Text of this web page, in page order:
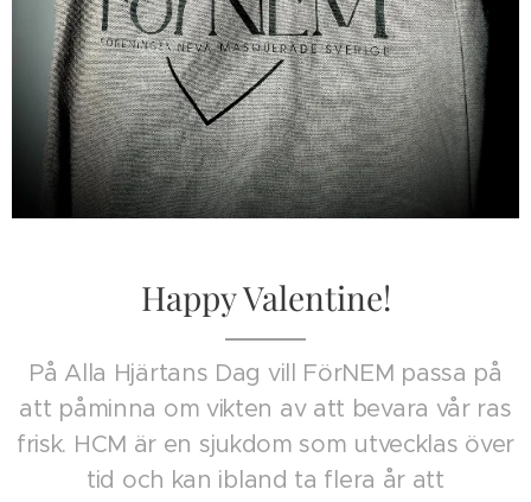
Happy Valentine!
På Alla Hjärtans Dag vill FörNEM passa på
att påminna om vikten av att bevara vår ras
frisk. HCM är en sjukdom som utvecklas över
tid och kan ibland ta flera år att